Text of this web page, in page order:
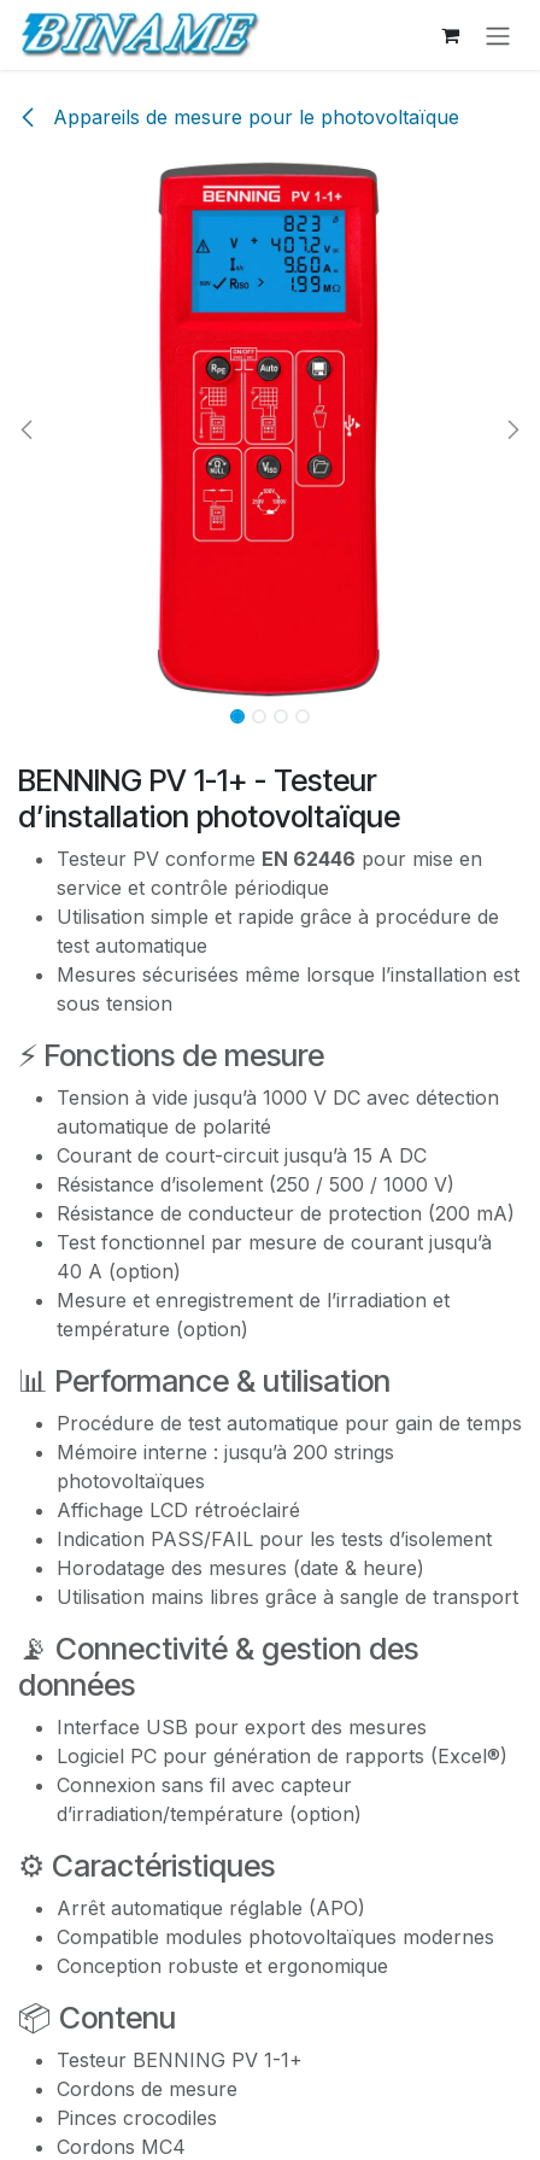
Se rendre au contenu
Appareils de mesure pour le photovoltaïque
BENNING PV 1-1+ - Testeur
d’installation photovoltaïque
Testeur PV conforme EN 62446 pour mise en
service et contrôle périodique
Utilisation simple et rapide grâce à procédure de
test automatique
Mesures sécurisées même lorsque l’installation est
sous tension
⚡ Fonctions de mesure
Tension à vide jusqu’à 1000 V DC avec détection
automatique de polarité
Courant de court-circuit jusqu’à 15 A DC
Résistance d’isolement (250 / 500 / 1000 V)
Résistance de conducteur de protection (200 mA)
Test fonctionnel par mesure de courant jusqu’à
40 A (option)
Mesure et enregistrement de l’irradiation et
température (option)
📊 Performance & utilisation
Procédure de test automatique pour gain de temps
Mémoire interne : jusqu’à 200 strings
photovoltaïques
Affichage LCD rétroéclairé
Indication PASS/FAIL pour les tests d’isolement
Horodatage des mesures (date & heure)
Utilisation mains libres grâce à sangle de transport
📡 Connectivité & gestion des
données
Interface USB pour export des mesures
Logiciel PC pour génération de rapports (Excel®)
Connexion sans fil avec capteur
d’irradiation/température (option)
⚙️ Caractéristiques
Arrêt automatique réglable (APO)
Compatible modules photovoltaïques modernes
Conception robuste et ergonomique
📦 Contenu
Testeur BENNING PV 1-1+
Cordons de mesure
Pinces crocodiles
Cordons MC4